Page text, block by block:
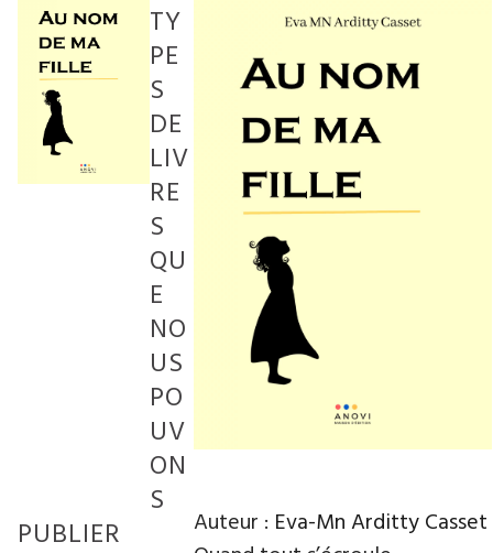
Auteur : Eva-Mn Arditty Casset
TY
PE
S
DE
LIV
RE
S
QU
E
NO
US
PO
UV
ON
S
PUBLIER